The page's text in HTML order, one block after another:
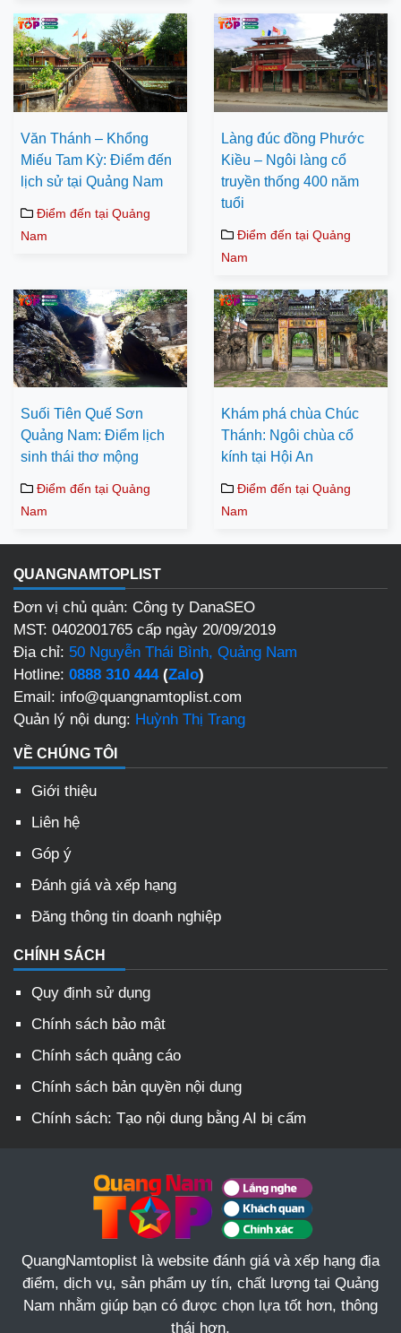
Văn Thánh – Khổng
Miếu Tam Kỳ: Điểm đến
lịch sử tại Quảng Nam
Điểm đến tại Quảng
Nam
Làng đúc đồng Phước
Kiều – Ngôi làng cổ
truyền thống 400 năm
tuổi
Điểm đến tại Quảng
Nam
Suối Tiên Quế Sơn
Quảng Nam: Điểm lịch
sinh thái thơ mộng
Điểm đến tại Quảng
Nam
Khám phá chùa Chúc
Thánh: Ngôi chùa cổ
kính tại Hội An
Điểm đến tại Quảng
Nam
QUANGNAMTOPLIST
Đơn vị chủ quản: Công ty DanaSEO
MST: 0402001765 cấp ngày 20/09/2019
Địa chỉ: 50 Nguyễn Thái Bình, Quảng Nam
Hotline: 0888 310 444(Zalo)
Email: info@quangnamtoplist.com
Quản lý nội dung: Huỳnh Thị Trang
VỀ CHÚNG TÔI
Giới thiệu
Liên hệ
Góp ý
Đánh giá và xếp hạng
Đăng thông tin doanh nghiệp
CHÍNH SÁCH
Quy định sử dụng
Chính sách bảo mật
Chính sách quảng cáo
Chính sách bản quyền nội dung
Chính sách: Tạo nội dung bằng AI bị cấm
QuangNamtoplist là website đánh giá và xếp hạng địa
điểm, dịch vụ, sản phẩm uy tín, chất lượng tại Quảng
Nam nhằm giúp bạn có được chọn lựa tốt hơn, thông
thái hơn.